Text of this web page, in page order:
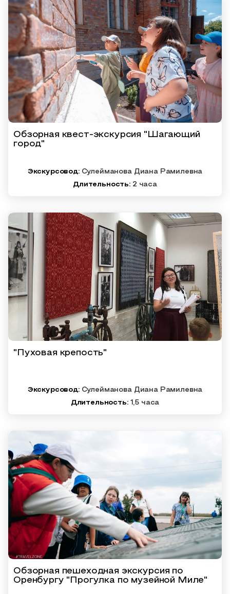
Образовательный туризм
Аттестованные экскурсоводы
Маршруты от экскурсоводов
Все маршруты
Доступная среда
Обзорная квест-экскурсия "Шагающий
город"
Экскурсовод: Сулейманова Диана Рамилевна
Длительность: 2 часа
"Пуховая крепость"
Экскурсовод: Сулейманова Диана Рамилевна
Длительность:1,5 часа
Обзорная пешеходная экскурсия по
Оренбургу "Прогулка по музейной Миле"